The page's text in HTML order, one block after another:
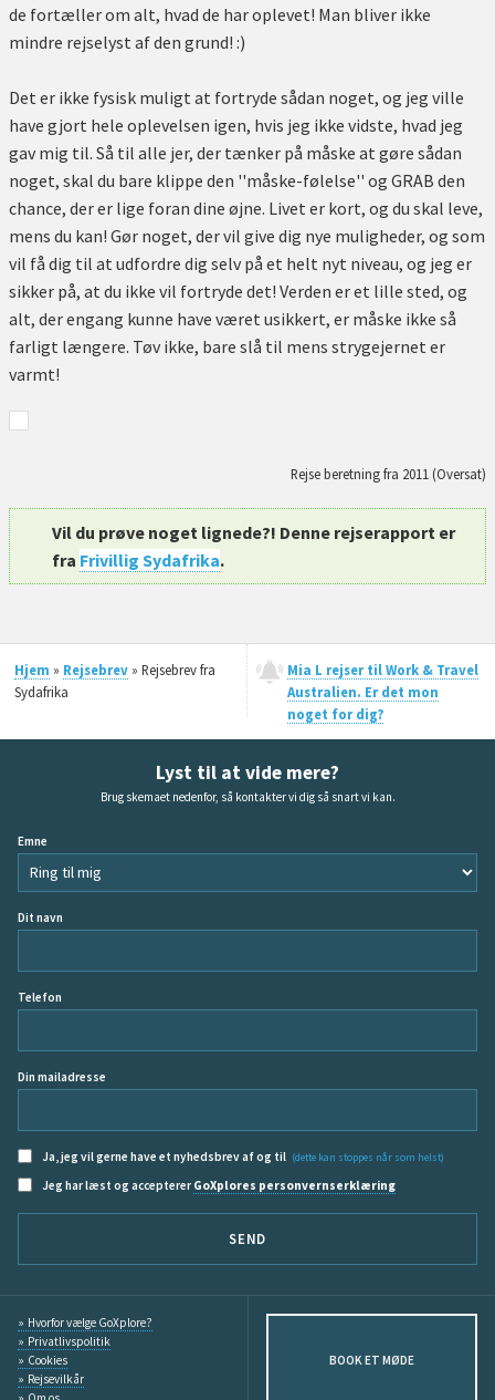
de fortæller om alt, hvad de har oplevet! Man bliver ikke
mindre rejselyst af den grund! :)
Det er ikke fysisk muligt at fortryde sådan noget, og jeg ville
have gjort hele oplevelsen igen, hvis jeg ikke vidste, hvad jeg
gav mig til. Så til alle jer, der tænker på måske at gøre sådan
noget, skal du bare klippe den ''måske-følelse'' og GRAB den
chance, der er lige foran dine øjne. Livet er kort, og du skal leve,
mens du kan! Gør noget, der vil give dig nye muligheder, og som
vil få dig til at udfordre dig selv på et helt nyt niveau, og jeg er
sikker på, at du ikke vil fortryde det! Verden er et lille sted, og
alt, der engang kunne have været usikkert, er måske ikke så
farligt længere. Tøv ikke, bare slå til mens strygejernet er
varmt!
Rejse beretning fra 2011 (Oversat)
Vil du prøve noget lignede?! Denne rejserapport er
fra Frivillig Sydafrika.
Hjem » Rejsebrev» Rejsebrev fra
Sydafrika
Mia L rejser til Work & Travel
Australien. Er det mon
noget for dig?
Lyst til at vide mere?
Brug skemaet nedenfor, så kontakter vi dig så snart vi kan.
Emne
Dit navn
Telefon
Din mailadresse
Ja, jeg vil gerne have et nyhedsbrev af og til (dette kan stoppes når som helst)
Jeg har læst og accepterer GoXplores personvernserklæring
SEND
Hvorfor vælge GoXplore?
Privatlivspolitik
Cookies
Rejsevilkår
BOOK ET MØDE